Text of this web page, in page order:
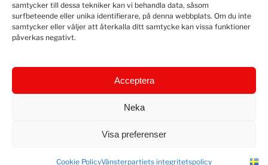
samtycker till dessa tekniker kan vi behandla data, såsom
surfbeteende eller unika identifierare, på denna webbplats. Om du inte
samtycker eller väljer att återkalla ditt samtycke kan vissa funktioner
påverkas negativt.
Acceptera
Neka
Visa preferenser
Cookie PolicyVänsterpartiets integritetspolicy
© 2025 Vänsterpartiet • Vänsterpartiet • Box 12660, 112 93